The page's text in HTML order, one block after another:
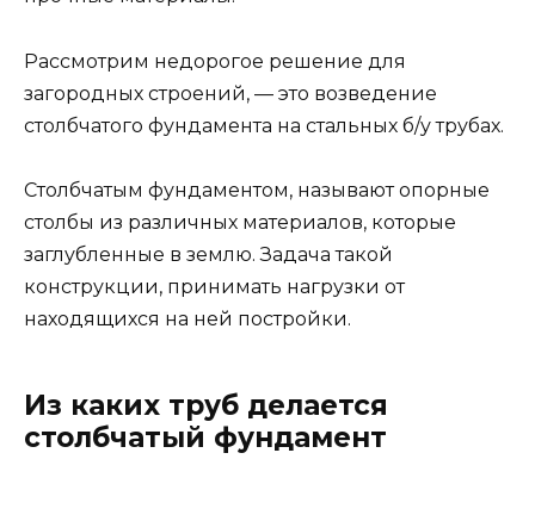
Рассмотрим недорогое решение для
загородных строений, — это возведение
столбчатого фундамента на стальных б/у трубах.
Столбчатым фундаментом, называют опорные
столбы из различных материалов, которые
заглубленные в землю. Задача такой
конструкции, принимать нагрузки от
находящихся на ней постройки.
Из каких труб делается
столбчатый фундамент